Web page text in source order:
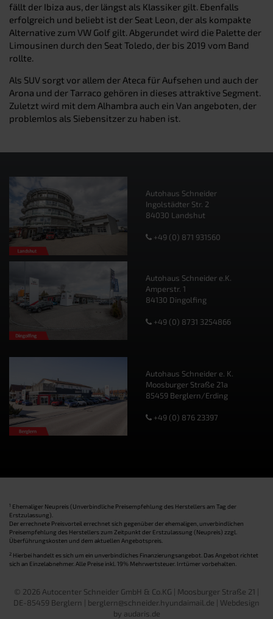
fällt der Ibiza aus, der längst als Klassiker gilt. Ebenfalls
erfolgreich und beliebt ist der Seat Leon, der als kompakte
Alternative zum VW Golf gilt. Abgerundet wird die Palette der
Limousinen durch den Seat Toledo, der bis 2019 vom Band
rollte.
Als SUV sorgt vor allem der Ateca für Aufsehen und auch der
Arona und der Tarraco gehören in dieses attraktive Segment.
Zuletzt wird mit dem Alhambra auch ein Van angeboten, der
problemlos als Siebensitzer zu haben ist.
Autohaus Schneider
Ingolstädter Str. 2
84030 Landshut
+49 (0) 871 931560
Autohaus Schneider e.K.
Amperstr. 1
84130 Dingolfing
+49 (0) 8731 3254866
Autohaus Schneider e. K.
Moosburger Straße 21a
85459 Berglern/Erding
+49 (0) 876 23397
1 Ehemaliger Neupreis (Unverbindliche Preisempfehlung des Herstellers am Tag der
Erstzulassung).
Der errechnete Preisvorteil errechnet sich gegenüber der ehemaligen, unverbindlichen
Preisempfehlung des Herstellers zum Zeitpunkt der Erstzulassung (Neupreis) zzgl.
Überführungskosten und dem aktuellen Angebotspreis.
2 Hierbei handelt es sich um ein unverbindliches Finanzierungsangebot. Das Angebot richtet
sich an Einzelabnehmer. Alle Preise inkl. 19% Mehrwertsteuer. Irrtümer vorbehalten.
© 2026 Autocenter Schneider GmbH & Co.KG | Moosburger Straße 21 |
DE-85459 Berglern | berglern@schneider.hyundaimail.de | Webdesign
by audaris.de